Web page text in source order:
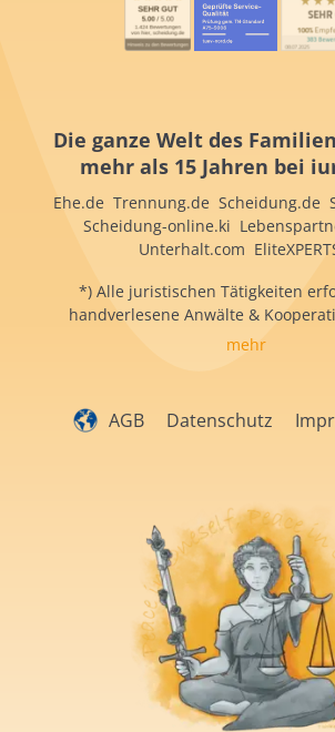
Die ganze Welt des
mehr als 15 Jahren bei
Ehe.de Trennung.de Scheidung.de
Scheidung-online.ki
Unterhalt.com
*) Alle juristischen Tätigkeiten
handverlesene Anwälte &
mehr
AGB Datenschutz